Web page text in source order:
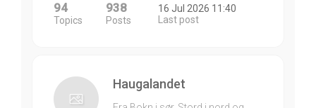
94
Topics
938
Posts
16 Jul 2026 11:40
Last post
Haugalandet